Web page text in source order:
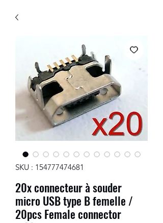
SKU : 154777474681
20x connecteur à souder
micro USB type B femelle /
20pcs Female connector